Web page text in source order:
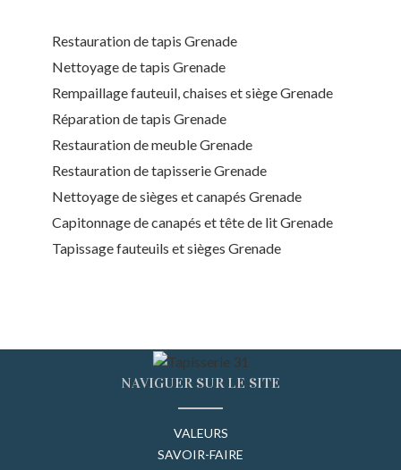
Restauration de tapis Grenade
Nettoyage de tapis Grenade
Rempaillage fauteuil, chaises et siège Grenade
Réparation de tapis Grenade
Restauration de meuble Grenade
Restauration de tapisserie Grenade
Nettoyage de sièges et canapés Grenade
Capitonnage de canapés et tête de lit Grenade
Tapissage fauteuils et sièges Grenade
NAVIGUER SUR LE SITE
VALEURS
SAVOIR-FAIRE